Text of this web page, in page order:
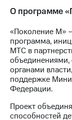
О программе
«Поколение М»
программа,
МТС в
органами
поддержке
Федерации.
Проект
способностей